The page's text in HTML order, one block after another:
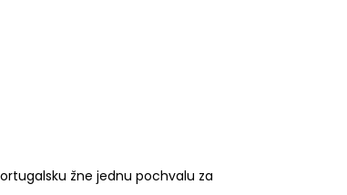
žne jednu pochvalu za